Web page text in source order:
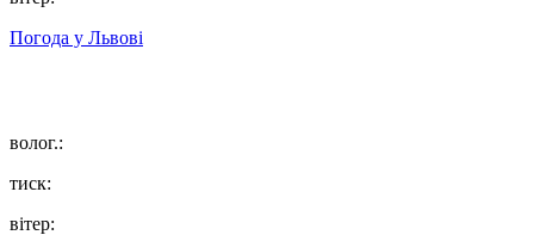
Погода у Львові
волог.:
тиск:
вітер: